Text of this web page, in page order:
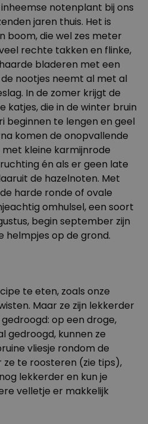
notenplant bij ons
jaren thuis. Het is
boom, die wel zes meter
rechte takken en flinke,
bladeren met een
nootjes neemt al met al
In de zomer krijgt de
katjes, die in de winter bruin
beginnen te lengen en geel
komen de onopvallende
kleine karmijnrode
én als er geen late
de hazelnoten. Met
harde ronde of ovale
omhulsel, een soort
begin september zijn
helmpjes op de grond.
te eten, zoals onze
Maar ze zijn lekkerder
op een droge,
gedroogd, kunnen ze
vliesje rondom de
ze te roosteren (zie tips),
lekkerder en kun je
velletje er makkelijk